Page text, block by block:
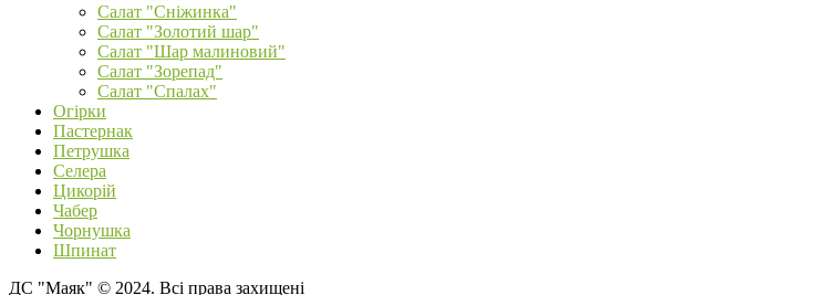
Салат "Сніжинка"
Салат "Золотий шар"
Салат "Шар малиновий"
Салат "Зорепад"
Салат "Спалах"
Огірки
Пастернак
Петрушка
Селера
Цикорій
Чабер
Чорнушка
Шпинат
ДС "Маяк" © 2024. Всі права захищені